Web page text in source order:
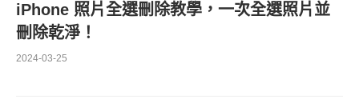
iPhone 照片全選刪除教學，一次全選照片並
刪除乾淨！
2024-03-25